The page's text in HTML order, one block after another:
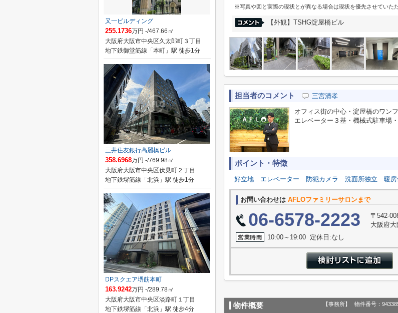
※写真や図と実際の現状とが異なる場合は現状を優先させていただ
【外観】TSHG淀屋橋ビル
担当者のコメント 三宮清孝
オフィス街の中心・淀屋橋のワン
エレベーター３基・機械式駐車場
ポイント・特徴
好立地 エレベーター 防犯カメラ 洗面所独立 暖
お問い合わせは AFLOファミリーサロンまで
06-6578-2223
〒542-
大阪府
10:00～19:00 定休日:なし
物件概要 【事務所】 物件番号：
又一ビルディング
255.1736万円 -/467.66㎡
大阪府大阪市中央区久太郎町３丁目
地下鉄御堂筋線「本町」駅 徒歩1分
三井住友銀行高麗橋ビル
358.6968万円 -/769.98㎡
大阪府大阪市中央区伏見町２丁目
地下鉄堺筋線「北浜」駅 徒歩1分
DPスクエア堺筋本町
163.9242万円 -/289.78㎡
大阪府大阪市中央区淡路町１丁目
地下鉄堺筋線「北浜」駅 徒歩4分